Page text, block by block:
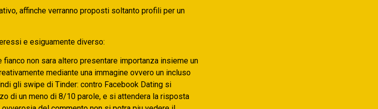
affinche verranno proposti soltanto profili per un
e esiguamente diverso:
non sara altero presentare importanza insieme un
mediante una immagine ovvero un incluso
gli swipe di Tinder: contro Facebook Dating si
di un meno di 8/10 parole, e si attendera la risposta